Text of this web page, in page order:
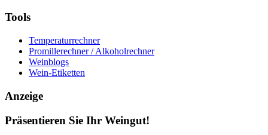
Tools
Temperaturrechner
Promillerechner / Alkoholrechner
Weinblogs
Wein-Etiketten
Anzeige
Präsentieren Sie Ihr Weingut!